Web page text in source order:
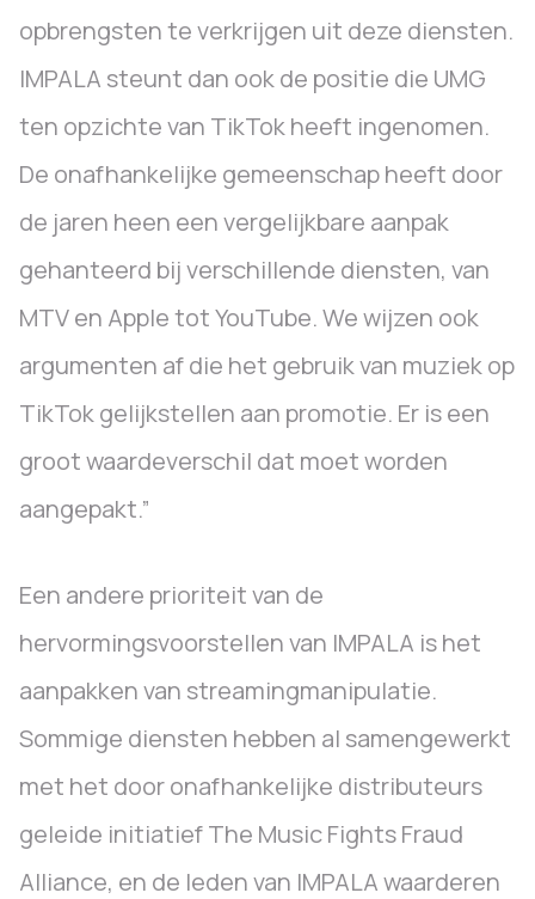
opbrengsten te verkrijgen uit deze diensten.
IMPALA steunt dan ook de positie die UMG
ten opzichte van TikTok heeft ingenomen.
De onafhankelijke gemeenschap heeft door
de jaren heen een vergelijkbare aanpak
gehanteerd bij verschillende diensten, van
MTV en Apple tot YouTube. We wijzen ook
argumenten af die het gebruik van muziek op
TikTok gelijkstellen aan promotie. Er is een
groot waardeverschil dat moet worden
aangepakt.”
Een andere prioriteit van de
hervormingsvoorstellen van IMPALA is het
aanpakken van streamingmanipulatie.
Sommige diensten hebben al samengewerkt
met het door onafhankelijke distributeurs
geleide initiatief The Music Fights Fraud
Alliance, en de leden van IMPALA waarderen